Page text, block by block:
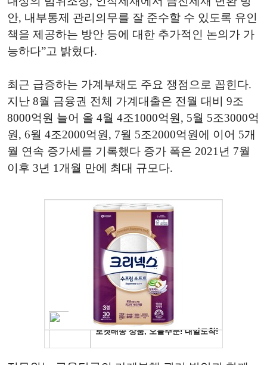
안, 내부통제 관리의무를 잘 준수할 수 있도록 유인
책을 제공하는 방안 등에 대한 추가적인 논의가 가
능하다”고 밝혔다.
최근 급증하는 가계부채도 주요 쟁점으로 꼽힌다.
지난 8월 금융권 전체 가계대출은 전월 대비 9조
8000억원 늘어 올 4월 4조1000억원, 5월 5조3000억
원, 6월 4조2000억원, 7월 5조2000억원에 이어 5개
월 연속 증가세를 기록했다 증가 폭은 2021년 7월
이후 3년 1개월 만에 최대 규모다.